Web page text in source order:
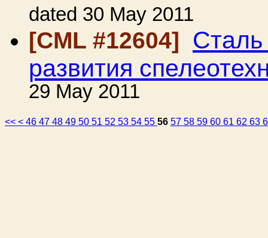
dated 30 May 2011
[CML #12604]
развития
29 May 2011
<< < 46 47 48 49 50 51 52 53 54 55 56 57 58 59 60 61 62 63